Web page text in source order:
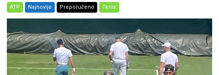
ATP Najnovije Preporučeno Tenis